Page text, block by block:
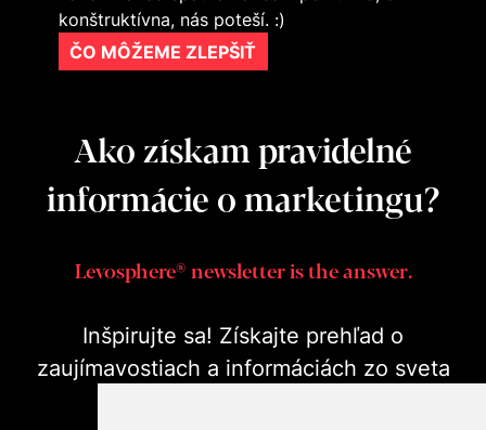
konštruktívna, nás poteší. :)
ČO MÔŽEME ZLEPŠIŤ
Ako získam pravidelné
informácie o marketingu?
Levosphere® newsletter is the answer.
Inšpirujte sa! Získajte prehľad o
zaujímavostiach a informáciách zo sveta